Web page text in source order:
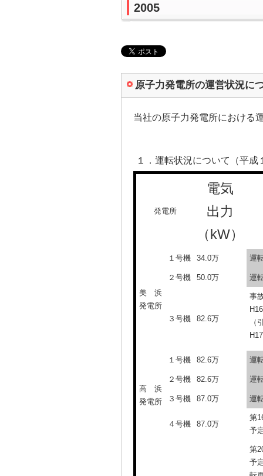
2005
原子力発電所の運営状況に
当社の原子力発電所における
１．運転状況について（平
発電所
電気
出力
（kW）
美 浜
発電所
１号機 34.0万 運
２号機 50.0万 運
３号機 82.6万
事
（
高 浜
発電所
１号機 82.6万 運
２号機 82.6万 運
３号機 87.0万 運
４号機 87.0万
第
予
第
予